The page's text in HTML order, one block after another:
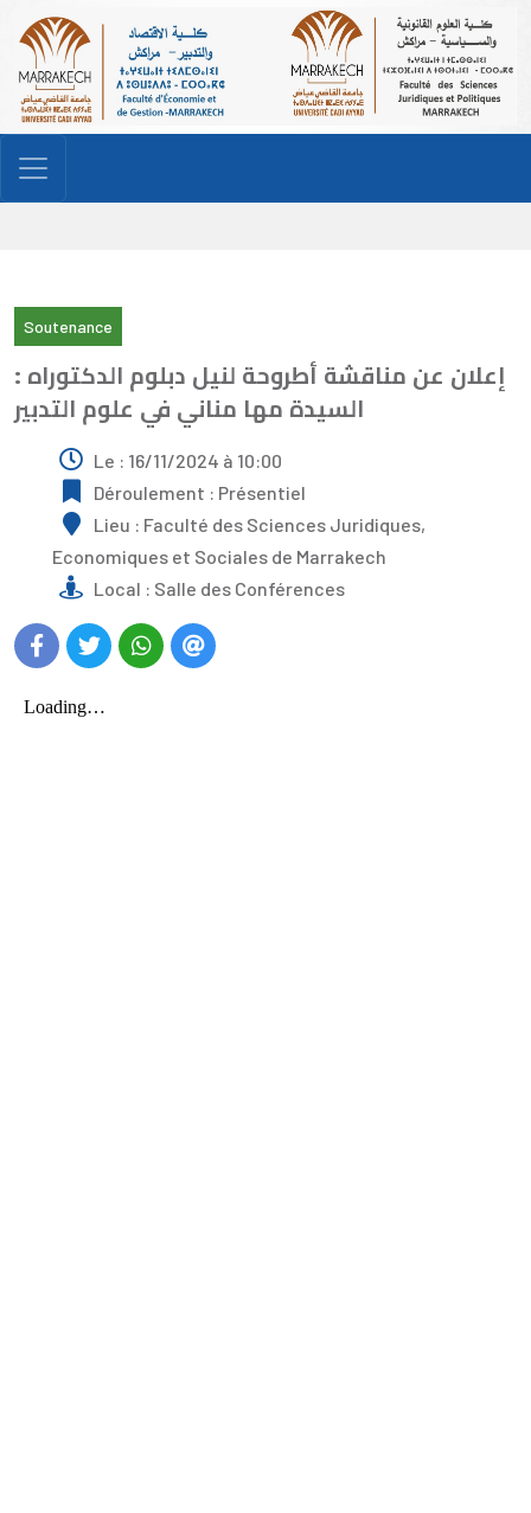
Soutenance
إعلان عن مناقشة أطروحة لنيل دبلوم الدكتوراه :
السيدة مها مناني في علوم التدبير
Le : 16/11/2024 à 10:00
Déroulement : Présentiel
Lieu : Faculté des Sciences Juridiques,
Economiques et Sociales de Marrakech
Local : Salle des Conférences